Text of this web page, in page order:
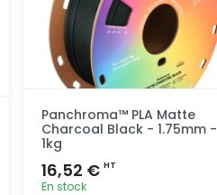
Panchroma™ PLA Matte
Charcoal Black - 1.75mm -
1kg
16,52 € HT
En stock